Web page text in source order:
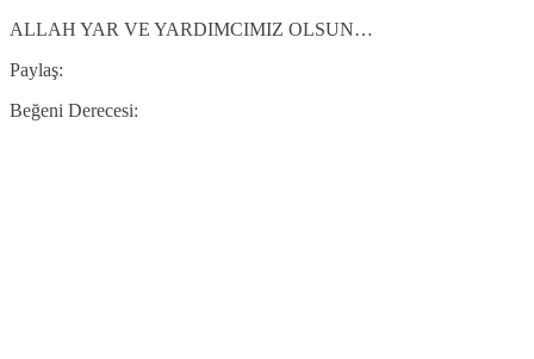
ALLAH YAR VE YARDIMCIMIZ OLSUN…
Paylaş:
Beğeni Derecesi: